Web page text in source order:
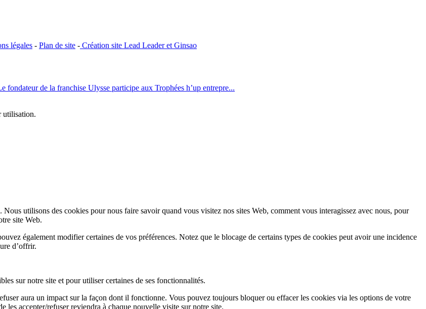
légales - Plan de site - ​Création site ​​Lead Leader​ et ​G​insao
fondateur de la franchise Ulysse participe aux Trophées h’up entrepre...
utilisation.
utilisons des cookies pour nous faire savoir quand vous visitez nos sites Web, comment vous interagissez avec nous, pour
site Web.
également modifier certaines de vos préférences. Notez que le blocage de certains types de cookies peut avoir une incidence
d’offrir.
sur notre site et pour utiliser certaines de ses fonctionnalités.
aura un impact sur la façon dont il fonctionne. Vous pouvez toujours bloquer ou effacer les cookies via les options de votre
les accepter/refuser reviendra à chaque nouvelle visite sur notre site.